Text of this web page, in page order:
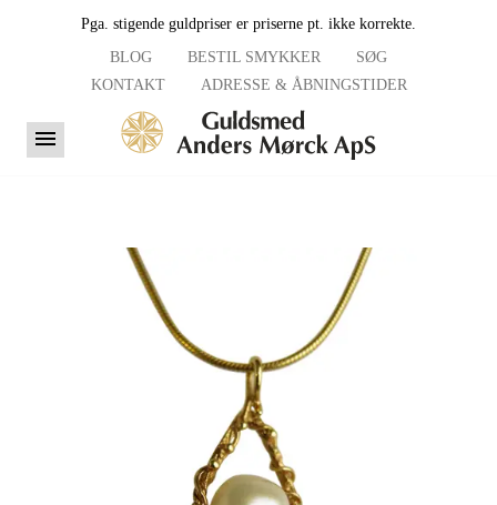
Pga. stigende guldpriser er priserne pt. ikke korrekte.
BLOG
BESTIL SMYKKER
SØG
KONTAKT
ADRESSE & ÅBNINGSTIDER